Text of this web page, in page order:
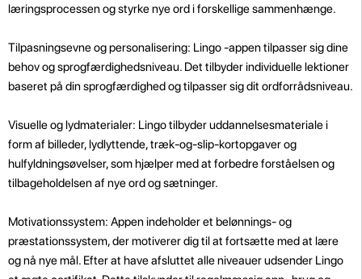
læringsprocessen og styrke nye ord i forskellige sammenhænge.
Tilpasningsevne og personalisering: Lingo -appen tilpasser sig dine
behov og sprogfærdighedsniveau. Det tilbyder individuelle lektioner
baseret på din sprogfærdighed og tilpasser sig dit ordforrådsniveau.
Visuelle og lydmaterialer: Lingo tilbyder uddannelsesmateriale i
form af billeder, lydlyttende, træk-og-slip-kortopgaver og
hulfyldningsøvelser, som hjælper med at forbedre forståelsen og
tilbageholdelsen af ​​nye ord og sætninger.
Motivationssystem: Appen indeholder et belønnings- og
præstationssystem, der motiverer dig til at fortsætte med at lære
og nå nye mål. Efter at have afsluttet alle niveauer udsender Lingo